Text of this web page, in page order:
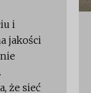
i
jakości
że sieć